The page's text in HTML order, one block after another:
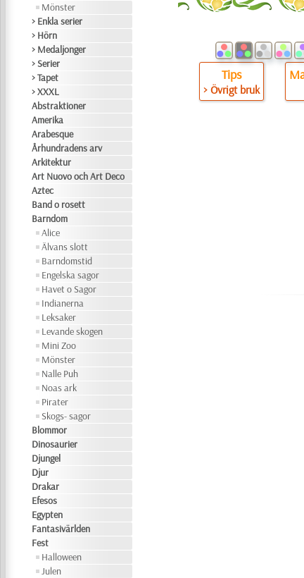
Mönster
> Enkla serier
> Hörn
> Medaljonger
> Serier
> Tapet
> XXXL
Abstraktioner
Amerika
Arabesque
Århundradens arv
Arkitektur
Art Nuovo och Art Deco
Aztec
Band o rosett
Barndom
Alice
Älvans slott
Barndomstid
Engelska sagor
Havet o Sagor
Indianerna
Leksaker
Levande skogen
Mini Zoo
Mönster
Nalle Puh
Noas ark
Pirater
Skogs- sagor
Blommor
Dinosaurier
Djungel
Djur
Drakar
Efesos
Egypten
Fantasivärlden
Fest
Halloween
Julen
Tips
> Övrigt bruk